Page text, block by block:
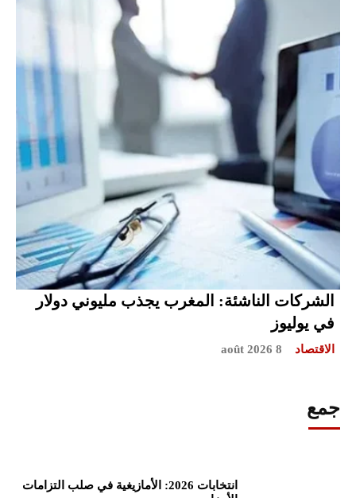
الشركات الناشئة: المغرب يجذب مليوني دولار
في يوليوز
الاقتصاد 8 août 2026
جمع
انتخابات 2026: الأمازيغية في صلب التزامات